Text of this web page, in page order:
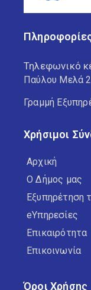
Τηλεφωνικό
Παύλου Μελά
Γραμμή
Χρήσιμοι
Αρχική
Ο Δήμος μας
Εξυπηρέτηση
eΥπηρεσίες
Επικαιρότητα
Επικοινωνία
Όροι Χρήσης